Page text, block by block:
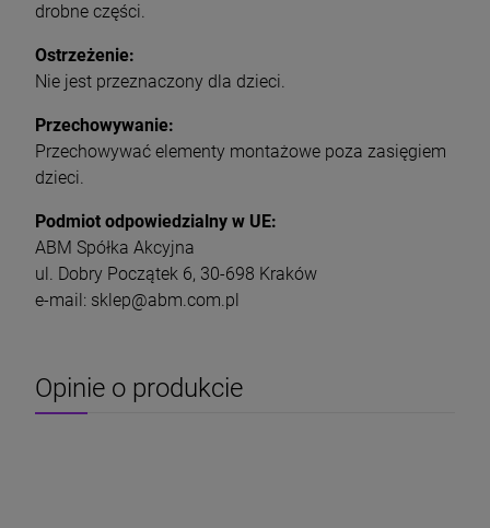
drobne części.
Ostrzeżenie:
Nie jest przeznaczony dla dzieci.
Przechowywanie:
Przechowywać elementy montażowe poza zasięgiem
dzieci.
Podmiot odpowiedzialny w UE:
ABM Spółka Akcyjna
ul. Dobry Początek 6, 30-698 Kraków
e-mail: sklep@abm.com.pl
Opinie o produkcie